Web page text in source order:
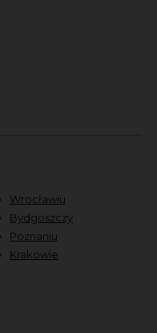
Wrocławiu
Bydgoszczy
Poznaniu
Krakowie